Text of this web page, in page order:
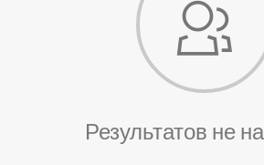
Результатов не